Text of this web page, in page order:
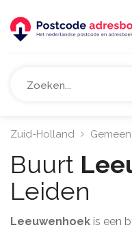
Zuid-Holland
Buurt
Leiden
Leeuwenhoek is een